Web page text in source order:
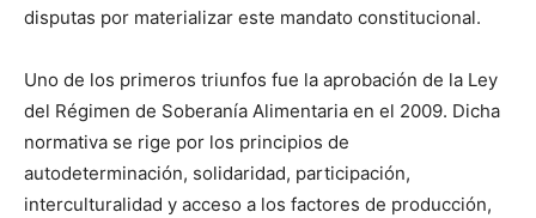
disputas por materializar este mandato constitucional.
Uno de los primeros triunfos fue la aprobación de la Ley
del Régimen de Soberanía Alimentaria en el 2009. Dicha
normativa se rige por los principios de
autodeterminación, solidaridad, participación,
interculturalidad y acceso a los factores de producción,